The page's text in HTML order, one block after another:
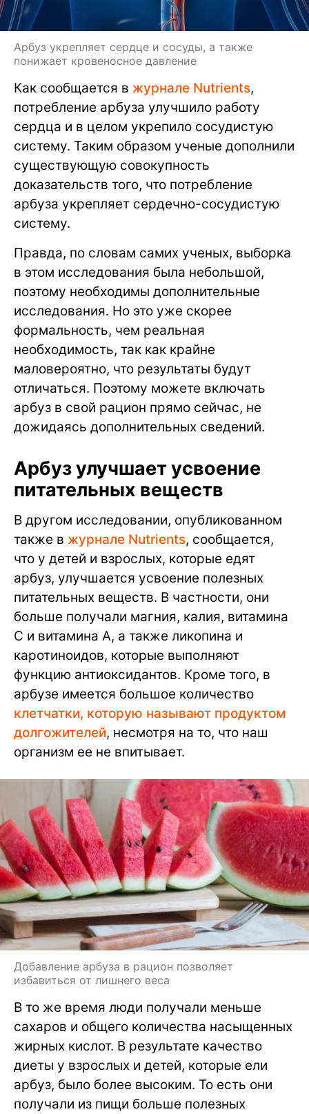
Арбуз укрепляет сердце и сосуды, а также
понижает кровеносное давление
Как сообщается в журнале Nutrients,
потребление арбуза улучшило работу
сердца и в целом укрепило сосудистую
систему. Таким образом ученые дополнили
существующую совокупность
доказательств того, что потребление
арбуза укрепляет сердечно-сосудистую
систему.
Правда, по словам самих ученых, выборка
в этом исследования была небольшой,
поэтому необходимы дополнительные
исследования. Но это уже скорее
формальность, чем реальная
необходимость, так как крайне
маловероятно, что результаты будут
отличаться. Поэтому можете включать
арбуз в свой рацион прямо сейчас, не
дожидаясь дополнительных сведений.
Арбуз улучшает усвоение
питательных веществ
В другом исследовании, опубликованном
также в журнале Nutrients, сообщается,
что у детей и взрослых, которые едят
арбуз, улучшается усвоение полезных
питательных веществ. В частности, они
больше получали магния, калия, витамина
С и витамина А, а также ликопина и
каротиноидов, которые выполняют
функцию антиоксидантов. Кроме того, в
арбузе имеется большое количество
клетчатки, которую называют продуктом
долгожителей, несмотря на то, что наш
организм ее не впитывает.
Добавление арбуза в рацион позволяет
избавиться от лишнего веса
В то же время люди получали меньше
сахаров и общего количества насыщенных
жирных кислот. В результате качество
диеты у взрослых и детей, которые ели
арбуз, было более высоким. То есть они
получали из пищи больше полезных